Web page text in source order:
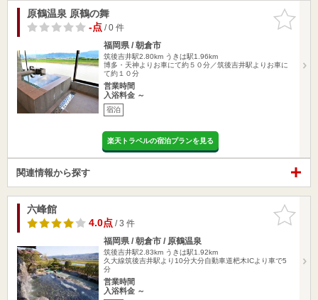
お気に入
りに追加
原鶴温泉 原鶴の舞
-点/ 0 件
福岡県 / 朝倉市
筑後吉井駅2.80km うきは駅1.96km
博多・天神よりお車にて約５０分／筑後吉井駅よりお車に
て約１０分
営業時間
入浴料金 ～
宿泊
楽天トラベルの宿泊プランを見る
関連情報から探す
お気に入
りに追加
六峰館
4.0点/ 3 件
福岡県 / 朝倉市 / 原鶴温泉
筑後吉井駅2.83km うきは駅1.92km
久大線筑後吉井駅より10分大分自動車道杷木ICより車で5
分
営業時間
入浴料金 ～